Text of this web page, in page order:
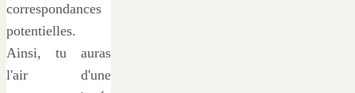
correspondances
potentielles.
Ainsi, tu auras
l'air d'une